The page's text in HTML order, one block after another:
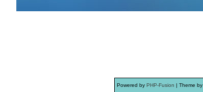
Powered by PHP-Fusion | Theme by